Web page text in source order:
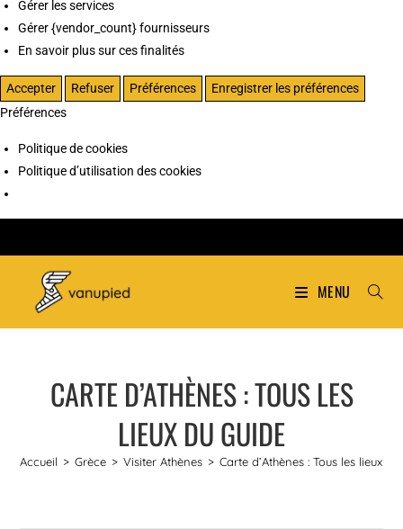
Gérer les services
Gérer {vendor_count} fournisseurs
En savoir plus sur ces finalités
Accepter Refuser Préférences
Enregistrer les préférences
Préférences
Politique de cookies
Politique d’utilisation des cookies
MENU
CARTE D’ATHÈNES : TOUS LES
LIEUX DU GUIDE
Accueil > Grèce > Visiter Athènes > Carte d’Athènes : Tous les lieux